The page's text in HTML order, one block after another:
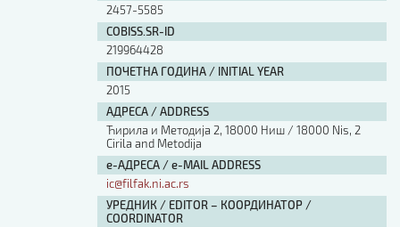
2457-5585
COBISS.SR-ID
219964428
ПОЧЕТНА ГОДИНА / INITIAL YEAR
2015
АДРЕСА / ADDRESS
Ћирила и Методија 2, 18000 Ниш / 18000 Nis, 2
Cirila and Metodija
е-АДРЕСА / e-MAIL ADDRESS
ic@filfak.ni.ac.rs
УРЕДНИК / EDITOR – КООРДИНАТОР /
COORDINATOR